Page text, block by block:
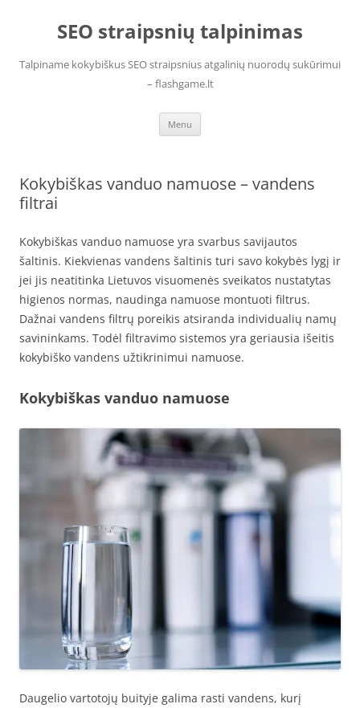
contentSEO straipsnių talpinimas
Talpiname kokybiškus SEO straipsnius atgalinių nuorodų sukūrimui
– flashgame.lt
Menu
Kokybiškas vanduo namuose – vandens
filtrai
Kokybiškas vanduo namuose yra svarbus savijautos
šaltinis. Kiekvienas vandens šaltinis turi savo kokybės lygį ir
jei jis neatitinka Lietuvos visuomenės sveikatos nustatytas
higienos normas, naudinga namuose montuoti filtrus.
Dažnai vandens filtrų poreikis atsiranda individualių namų
savininkams. Todėl filtravimo sistemos yra geriausia išeitis
kokybiško vandens užtikrinimui namuose.
Kokybiškas vanduo namuose
Daugelio vartotojų buityje galima rasti vandens, kurį